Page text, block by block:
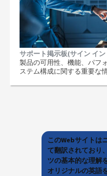
サポート掲示板(サイン イ
製品の可用性、機能、パフ
ステム構成に関する重要な情
このWebサイトは
て翻訳されており
ツの基本的な理解
オリジナルの英語